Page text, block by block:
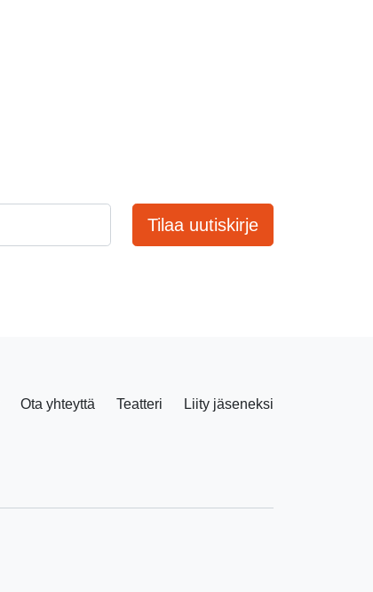
Tilaa uutiskirje
Ota yhteyttä Teatteri Liity jäseneksi